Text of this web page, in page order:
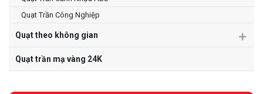
Quạt Trần Công Nghiệp
Quạt theo không gian
Quạt trần mạ vàng 24K